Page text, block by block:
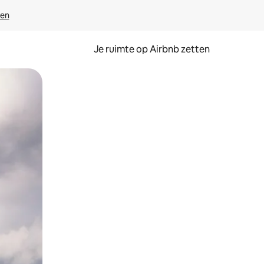
Je ruimte op Airbnb zetten
of swipen.